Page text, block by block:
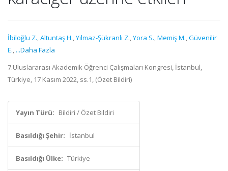
İbiloğlu Z.,Altuntaş H.,Yılmaz-Şükranlı Z.,Yora S.,Memiş M.,Güvenilir
E., ...Daha Fazla
7.Uluslararası Akademik Öğrenci Çalışmaları Kongresi, İstanbul,
Türkiye, 17 Kasım 2022, ss.1, (Özet Bildiri)
Yayın Türü: Bildiri / Özet Bildiri
Basıldığı Şehir: İstanbul
Basıldığı Ülke: Türkiye